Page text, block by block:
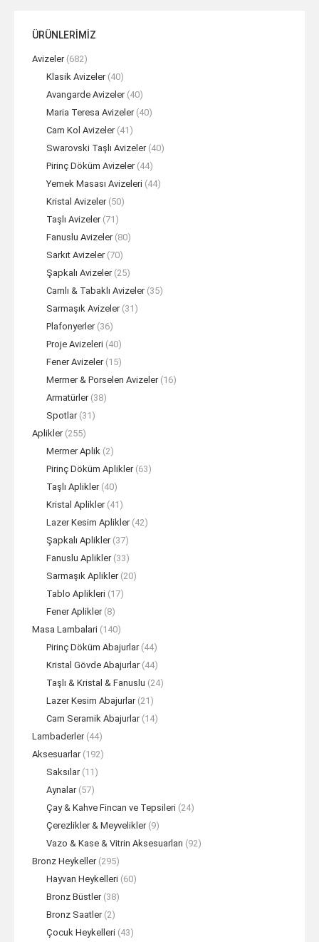
ÜRÜNLERİMİZ
Avizeler (682)
Klasik Avizeler (40)
Avangarde Avizeler (40)
Maria Teresa Avizeler (40)
Cam Kol Avizeler (41)
Swarovski Taşlı Avizeler (40)
Pirinç Döküm Avizeler (44)
Yemek Masası Avizeleri (44)
Kristal Avizeler (50)
Taşlı Avizeler (71)
Fanuslu Avizeler (80)
Sarkıt Avizeler (70)
Şapkalı Avizeler (25)
Camlı & Tabaklı Avizeler (35)
Sarmaşık Avizeler (31)
Plafonyerler (36)
Proje Avizeleri (40)
Fener Avizeler (15)
Mermer & Porselen Avizeler (16)
Armatürler (38)
Spotlar (31)
Aplikler (255)
Mermer Aplik (2)
Pirinç Döküm Aplikler (63)
Taşlı Aplikler (40)
Kristal Aplikler (41)
Lazer Kesim Aplikler (42)
Şapkalı Aplikler (37)
Fanuslu Aplikler (33)
Sarmaşık Aplikler (20)
Tablo Aplikleri (17)
Fener Aplikler (8)
Masa Lambalari (140)
Pirinç Döküm Abajurlar (44)
Kristal Gövde Abajurlar (44)
Taşlı & Kristal & Fanuslu (24)
Lazer Kesim Abajurlar (21)
Cam Seramik Abajurlar (14)
Lambaderler (44)
Aksesuarlar (192)
Saksılar (11)
Aynalar (57)
Çay & Kahve Fincan ve Tepsileri (24)
Çerezlikler & Meyvelikler (9)
Vazo & Kase & Vitrin Aksesuarları (92)
Bronz Heykeller (295)
Hayvan Heykelleri (60)
Bronz Büstler (38)
Bronz Saatler (2)
Çocuk Heykelleri (43)